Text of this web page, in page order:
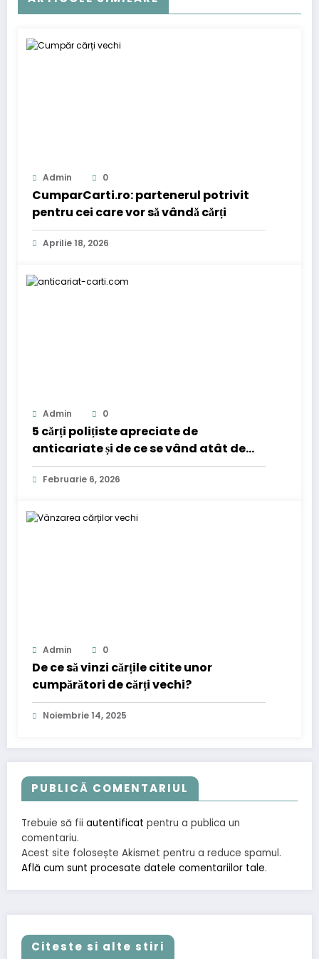
Admin 0
CumparCarti.ro: partenerul potrivit
pentru cei care vor să vândă cărți
Aprilie 18, 2026
Admin 0
5 cărți polițiste apreciate de
anticariate și de ce se vând atât de
bine
Februarie 6, 2026
Admin 0
De ce să vinzi cărțile citite unor
cumpărători de cărți vechi?
Noiembrie 14, 2025
PUBLICĂ COMENTARIUL
Trebuie să fii autentificat pentru a publica un
comentariu.
Acest site folosește Akismet pentru a reduce spamul.
Află cum sunt procesate datele comentariilor tale.
Citeste si alte stiri